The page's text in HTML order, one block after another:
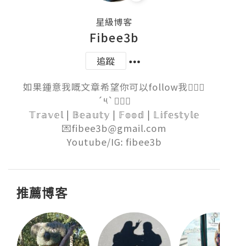
星級博客
Fibee3b
追蹤
如果鍾意我嘅文章希望你可以follow我๑⃙⃘
´༥`๑⃙⃘
𝕋𝕣𝕒𝕧𝕖𝕝 | 𝔹𝕖𝕒𝕦𝕥𝕪 | 𝔽𝕠𝕠𝕕 | 𝕃𝕚𝕗𝕖𝕤𝕥𝕪𝕝𝕖
💌fibee3b@gmail.com
Youtube/IG: fibee3b
推薦博客